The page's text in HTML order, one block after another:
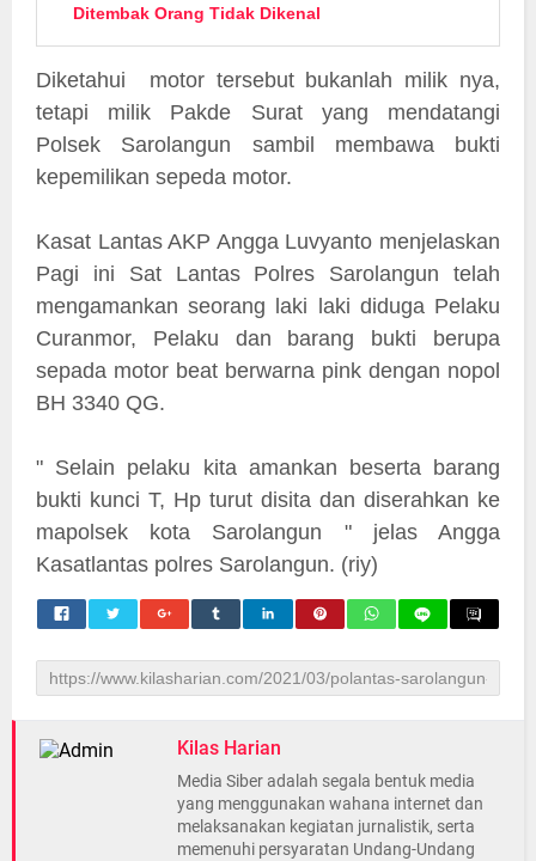
Ditembak Orang Tidak Dikenal
Diketahui motor tersebut bukanlah milik nya,
tetapi milik Pakde Surat yang mendatangi
Polsek Sarolangun sambil membawa bukti
kepemilikan sepeda motor.
Kasat Lantas AKP Angga Luvyanto menjelaskan
Pagi ini Sat Lantas Polres Sarolangun telah
mengamankan seorang laki laki diduga Pelaku
Curanmor, Pelaku dan barang bukti berupa
sepada motor beat berwarna pink dengan nopol
BH 3340 QG.
" Selain pelaku kita amankan beserta barang
bukti kunci T, Hp turut disita dan diserahkan ke
mapolsek kota Sarolangun " jelas Angga
Kasatlantas polres Sarolangun. (riy)
Kilas Harian
Media Siber adalah segala bentuk media
yang menggunakan wahana internet dan
melaksanakan kegiatan jurnalistik, serta
memenuhi persyaratan Undang-Undang